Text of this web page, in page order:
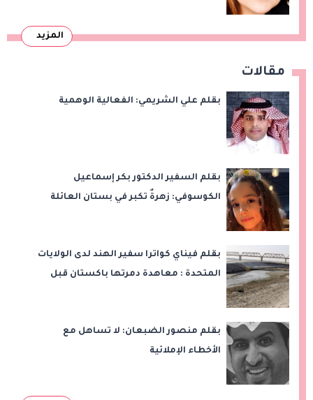
المزيد
مقالات
بقلم علي الشريمي: الفعالية الوهمية
بقلم السفير الدكتور بكر إسماعيل
الكوسوفي: زهرةٌ تكبر في بستان العائلة
بقلم فيناي كواترا سفير الهند لدى الولايات
المتحدة : معاهدة دمرتها باكستان قبل
بقلم منصور الضبعان: لا تساهل مع
الأخطاء الإملائية